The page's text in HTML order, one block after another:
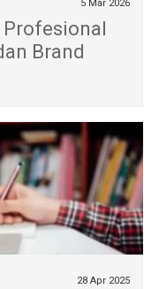
5 Mar 2026
Brand
28 Apr 2025